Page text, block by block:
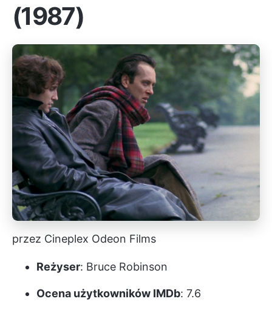
(1987)
przez Cineplex Odeon Films
Reżyser: Bruce Robinson
Ocena użytkowników IMDb: 7.6